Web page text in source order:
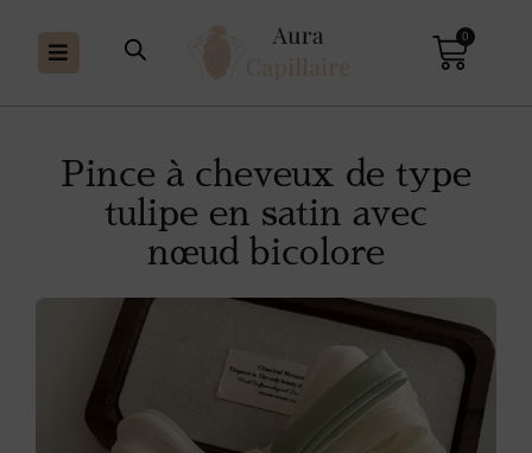
0
Pince à cheveux de type
tulipe en satin avec
nœud bicolore